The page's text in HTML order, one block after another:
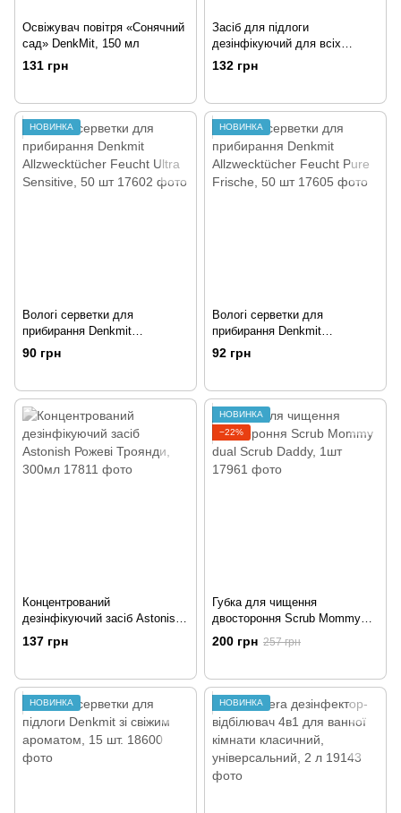
Освіжувач повітря «Сонячний
сад» DenkMit, 150 мл
131 грн
Засіб для підлоги
дезінфікуючий для всіх
поверхонь Chanteclair
Sgrassatore Universale зі
132 грн
НОВИНКА
Вологі серветки для
прибирання Denkmit
Allzwecktücher Feucht Ultra
Sensitive, 50 шт
90 грн
НОВИНКА
Вологі серветки для
прибирання Denkmit
Allzwecktücher Feucht Pure
Frische, 50 шт
92 грн
Концентрований
дезінфікуючий засіб Astonish
Рожеві Троянди, 300мл
137 грн
НОВИНКА
−22%
Губка для чищення
двостороння Scrub Mommy
dual Scrub Daddy, 1шт
200 грн 257 грн
НОВИНКА НОВИНКА